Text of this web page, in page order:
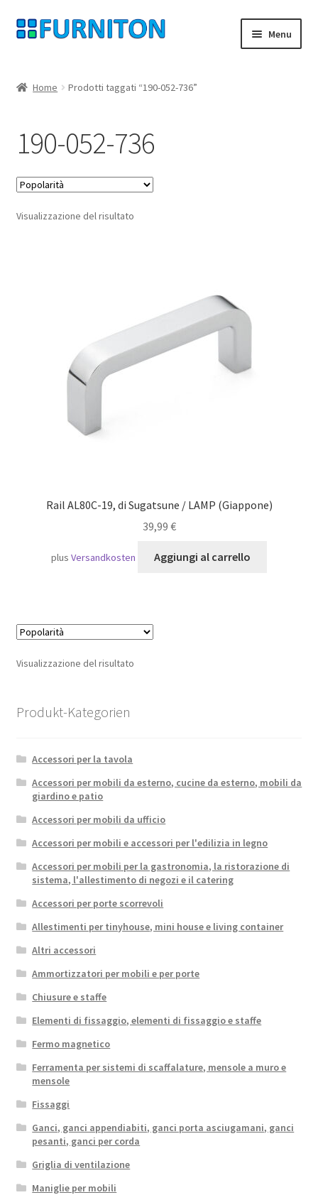
Vai
alla
Vai
al
Menu
Protezione dei dati
Diritto di recesso
Contatta
Home Prodotti taggati “190-052-736”
190-052-736
Visualizzazione del risultato
Rail AL80C-19, di Sugatsune / LAMP (Giappone)
39,99 €
plusVersandkosten Aggiungi al carrello
Visualizzazione del risultato
Produkt-Kategorien
Accessori per la tavola
Accessori per mobili da esterno, cucine da esterno, mobili da
giardino e patio
Accessori per mobili da ufficio
Accessori per mobili e accessori per l'edilizia in legno
Accessori per mobili per la gastronomia, la ristorazione di
sistema, l'allestimento di negozi e il catering
Accessori per porte scorrevoli
Allestimenti per tinyhouse, mini house e living container
Altri accessori
Ammortizzatori per mobili e per porte
Chiusure e staffe
Elementi di fissaggio, elementi di fissaggio e staffe
Fermo magnetico
Ferramenta per sistemi di scaffalature, mensole a muro e
mensole
Fissaggi
Ganci, ganci appendiabiti, ganci porta asciugamani, ganci
pesanti, ganci per corda
Griglia di ventilazione
Maniglie per mobili